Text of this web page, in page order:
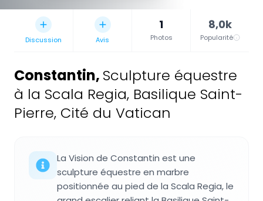
Discussion Avis
1
Photos
8,0k
Popularité
Constantin, Sculpture équestre
à la Scala Regia, Basilique Saint-
Pierre, Cité du Vatican
La Vision de Constantin est une
sculpture équestre en marbre
positionnée au pied de la Scala Regia, le